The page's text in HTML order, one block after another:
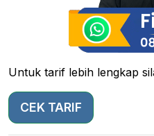
Untuk tarif lebih lengkap
CEK TARIF